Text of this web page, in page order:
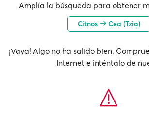
Amplía la búsqueda para obtener
Citnos Cea (Tzia)
¡Vaya! Algo no ha salido bien.
Internet e inténtalo de